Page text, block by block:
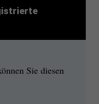
Sie diesen